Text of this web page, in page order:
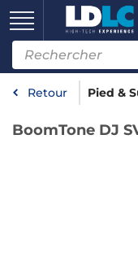
Retour Pied &
BoomTone DJ